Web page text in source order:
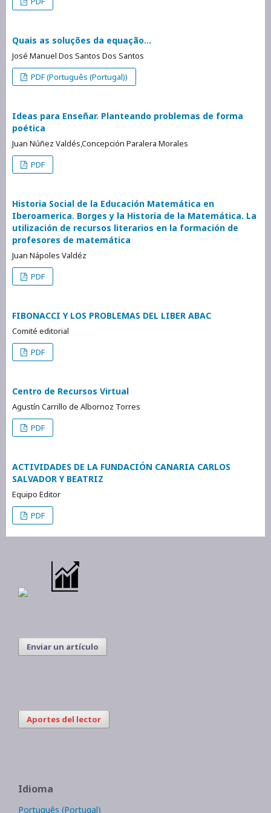
Quais as soluções da equação...
José Manuel Dos Santos Dos Santos
PDF (Português (Portugal))
Ideas para Enseñar. Planteando problemas de forma
poética
Juan Núñez Valdés,Concepción Paralera Morales
PDF
Historia Social de la Educación Matemática en
Iberoamerica. Borges y la Historia de la Matemática. La
utilización de recursos literarios en la formación de
profesores de matemática
Juan Nápoles Valdéz
PDF
FIBONACCI Y LOS PROBLEMAS DEL LIBER ABAC
Comité editorial
PDF
Centro de Recursos Virtual
Agustín Carrillo de Albornoz Torres
PDF
ACTIVIDADES DE LA FUNDACIÓN CANARIA CARLOS
SALVADOR Y BEATRIZ
Equipo Editor
PDF
Enviar un artículo
Aportes del lector
Idioma
Português (Portugal)